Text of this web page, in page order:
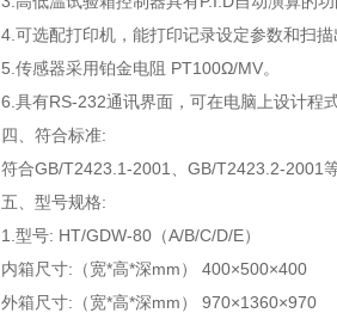
4.可选配打印机，能打印记录设定参数和扫
5.传感器采用铂金电阻 PT100Ω/MV。
6.具有RS-232通讯界面，可在电脑上设计程
四、符合标准:
符合GB/T2423.1-2001、GB/T2423.2-2001等
五、 型号规格:
1.型号: HT/GDW-80（A/B/C/D/E）
内箱尺寸:（宽*高*深mm） 400×500×400
外箱尺寸:（宽*高*深mm） 970×1360×970